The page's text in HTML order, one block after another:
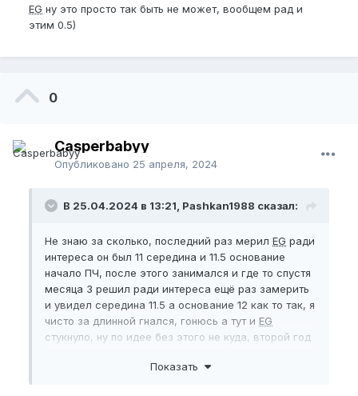
EG ну это просто так быть не может, вообщем рад и
этим 0.5)
0
Casperbabyy
Опубликовано 25 апреля, 2024
В 25.04.2024 в 13:21, Pashkan1988 сказал:
Не знаю за сколько, последний раз мерил EG ради
интереса он был 11 середина и 11.5 основание
начало ПЧ, после этого занимался и где то спустя
месяца 3 решил ради интереса ещё раз замерить
и увидел середина 11.5 а основание 12 как то так, я
чисто за длинной гнался, гонюсь а тут и EG
стукнуло, ну по идее без этого не куда, второй год
быть не может, вообщем рад и этим 0.5)
Показать